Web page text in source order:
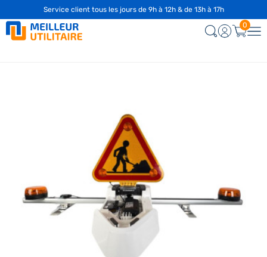
Service client tous les jours de 9h à 12h & de 13h à 17h
0